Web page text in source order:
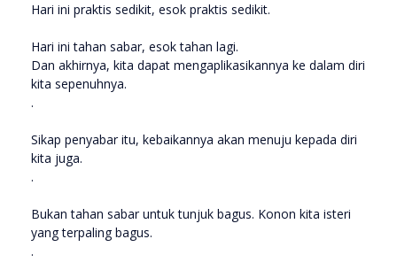
Hari ini praktis sedikit, esok praktis sedikit.
Hari ini tahan sabar, esok tahan lagi.
Dan akhirnya, kita dapat mengaplikasikannya ke dalam diri
kita sepenuhnya.
.
Sikap penyabar itu, kebaikannya akan menuju kepada diri
kita juga.
.
Bukan tahan sabar untuk tunjuk bagus. Konon kita isteri
yang terpaling bagus.
.